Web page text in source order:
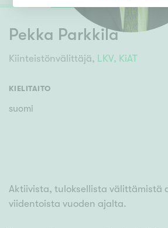
Pekka Parkkila
Kiinteistönvälittäjä, LKV, KiAT
KIELITAITO
suomi
Aktiivista, tuloksellista välittämistä
viidentoista vuoden ajalta.